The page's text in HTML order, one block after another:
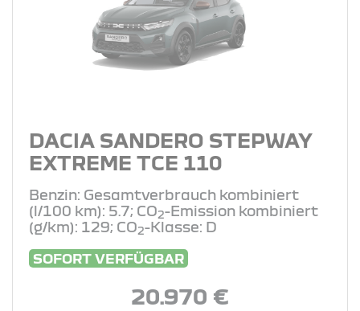
DACIA SANDERO STEPWAY
EXTREME TCE 110
Benzin: Gesamtverbrauch kombiniert
(l/100 km): 5.7; CO2-Emission kombiniert
(g/km): 129; CO2-Klasse: D
SOFORT VERFÜGBAR
20.970 €